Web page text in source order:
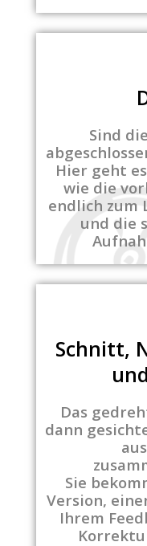
Sind
Hier geht
wie die
endlich zum
und die
Schnitt,
Das
dann
Sie
Version,
Ihrem